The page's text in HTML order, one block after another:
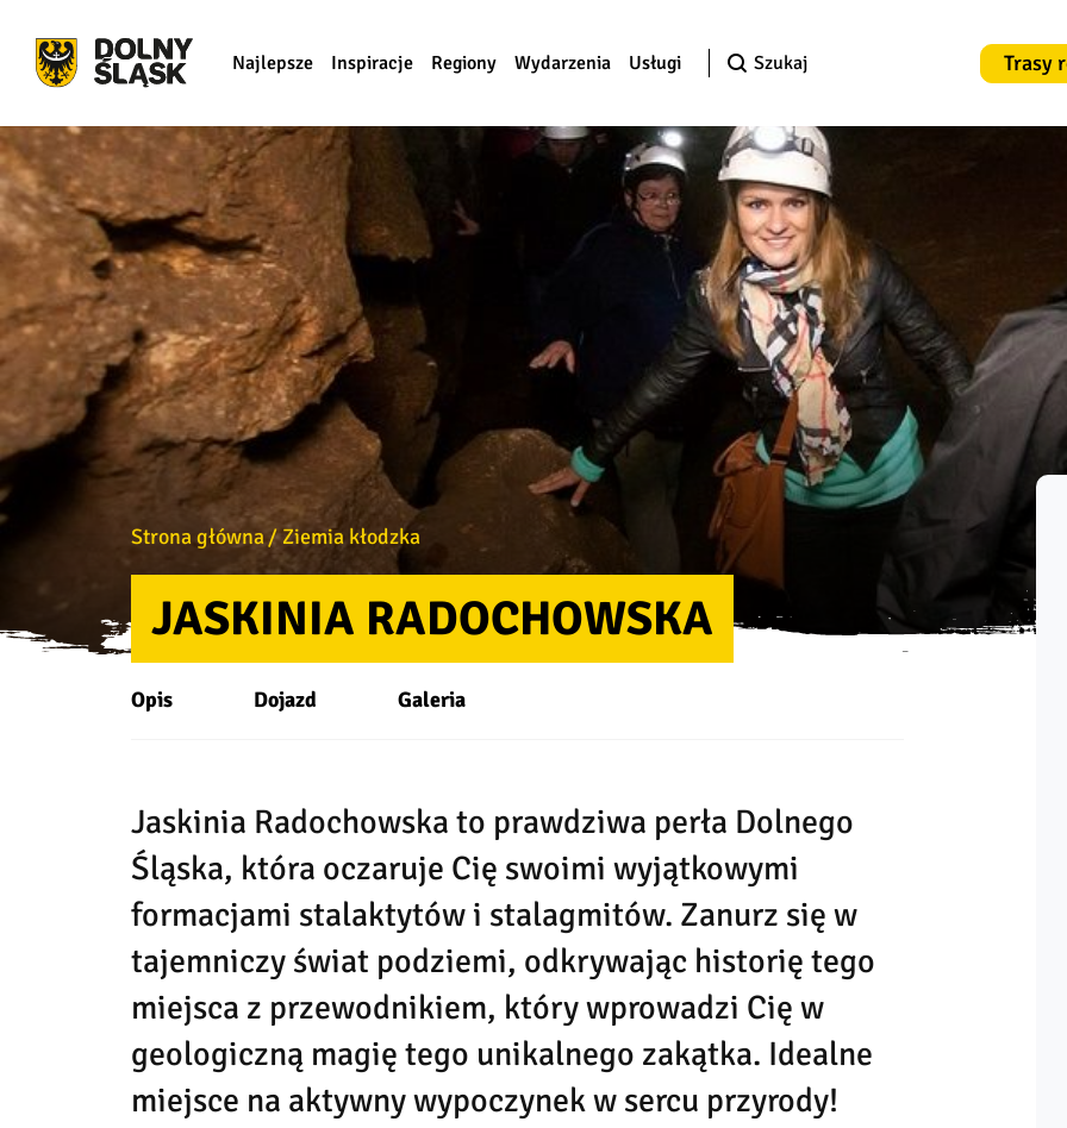
Najlepsze Inspiracje Regiony Wydarzenia Usługi Szukaj Trasy
Strona główna Ziemia kłodzka
JASKINIA RADOCHOWSKA
Opis Dojazd Galeria
Jaskinia Radochowska to prawdziwa perła Dolnego
Śląska, która oczaruje Cię swoimi wyjątkowymi
formacjami stalaktytów i stalagmitów. Zanurz się w
tajemniczy świat podziemi, odkrywając historię tego
miejsca z przewodnikiem, który wprowadzi Cię w
geologiczną magię tego unikalnego zakątka. Idealne
miejsce na aktywny wypoczynek w sercu przyrody!